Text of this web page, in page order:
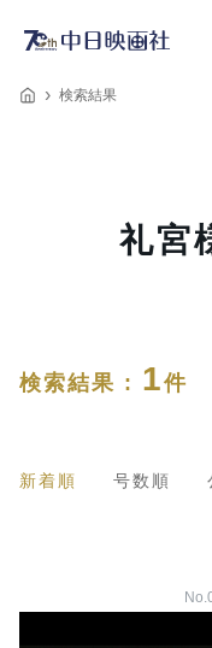
検索結果
礼宮
検索結果 : 1件
新着順 号数順